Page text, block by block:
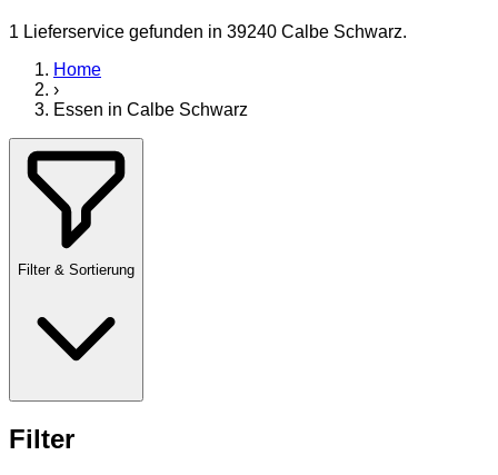
1 Lieferservice gefunden in 39240 Calbe Schwarz.
Home
›
Essen in Calbe Schwarz
Filter & Sortierung
Filter